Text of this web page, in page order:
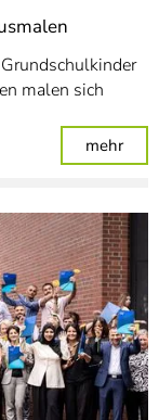
malen sich
mehr: